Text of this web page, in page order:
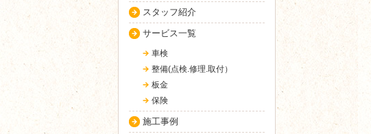
スタッフ紹介
サービス一覧
車検
整備(点検.修理.取付）
板金
保険
施工事例